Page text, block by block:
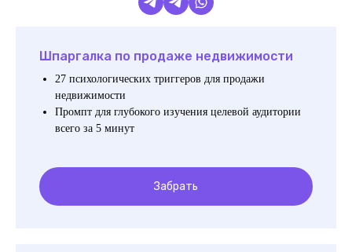
Шпаргалка по продаже недвижимости
27 психологических триггеров для продажи
недвижимости
Промпт для глубокого изучения целевой аудитории
всего за 5 минут
Забрать